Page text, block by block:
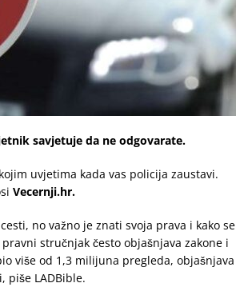
savjetuje da ne odgovarate.
uvjetima kada vas policija zaustavi.
Vecernji.hr.
no važno je znati svoja prava i kako se
stručnjak često objašnjava zakone i
više od 1,3 milijuna pregleda, objašnjava
piše LADBible.